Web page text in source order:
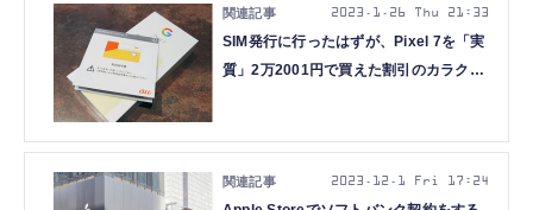
SIM発行に行ったはずが、Pixel 7を「実
質」2万2001円で買えた割引のカラクリ
2023.1.26 Thu 21:33
2023.12.1 Fri 17:24